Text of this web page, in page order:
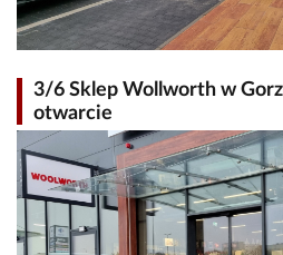
3/6 Sklep Wollworth w
otwarcie